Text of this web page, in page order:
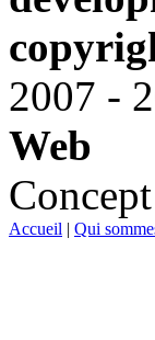
2007 -
Web
Accueil | Qui